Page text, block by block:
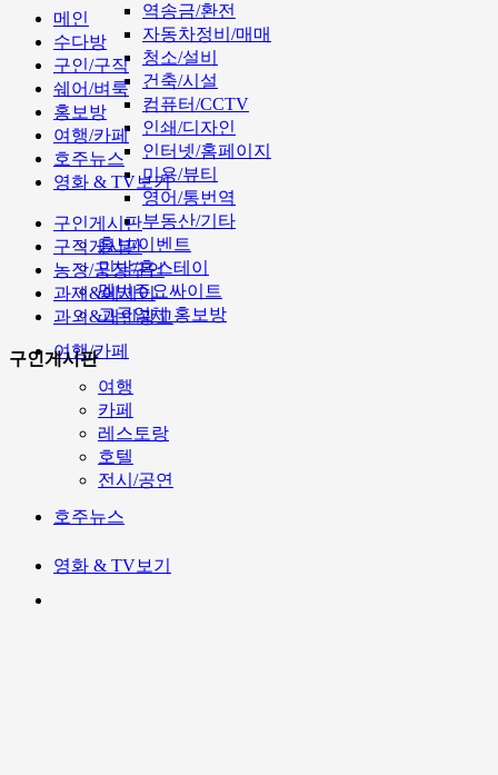
역송금/환전
자동차정비/매매
청소/설비
건축/시설
컴퓨터/CCTV
인쇄/디자인
인터넷/홈페이지
미용/뷰티
영어/통번역
부동산/기타
홍보/이벤트
민박/홈스테이
멜번주요싸이트
고국업체 홍보방
여행/카페
여행
카페
레스토랑
호텔
전시/공연
호주뉴스
영화 & TV보기
메인
수다방
구인/구직
쉐어/벼룩
홍보방
여행/카페
호주뉴스
영화 & TV보기
구인게시판
구직게시판
농장/공장구인
과제&에세이
과외&개인광고
구인게시판